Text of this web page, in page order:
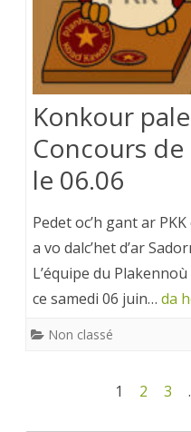
Konkour
Concours de
le 06.06
Pedet oc’h gant ar
a vo dalc’het d’ar
L’équipe du
ce samedi 06 juin… da
Non classé
1 2 3